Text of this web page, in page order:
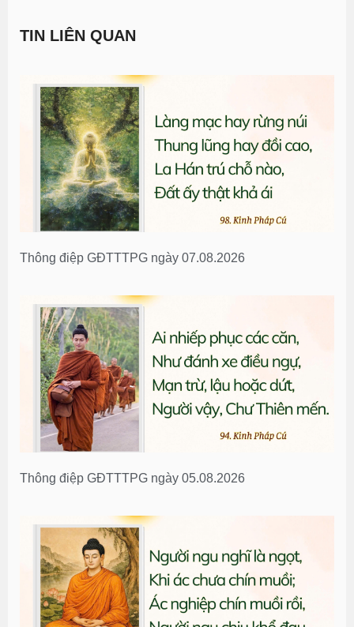
TIN LIÊN QUAN
Thông điệp GĐTTTPG ngày 07.08.2026
Thông điệp GĐTTTPG ngày 05.08.2026